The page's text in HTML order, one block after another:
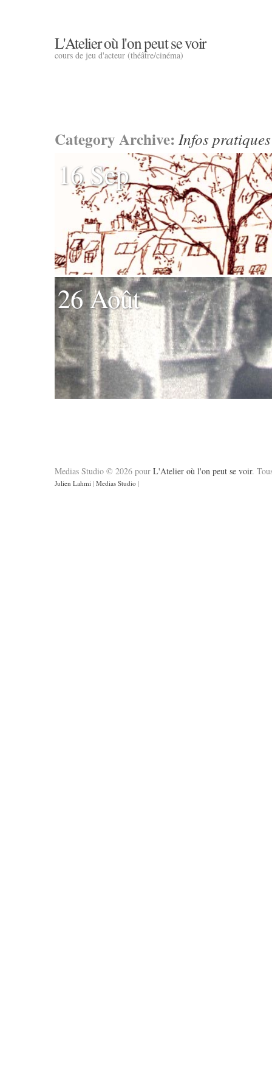
L'Atelier où l'on peut se voir
cours de jeu d'acteur (théâtre/cinéma)
Category Archive: Infos pratiques
16 Sep
26 Août
Medias Studio © 2026 pour L'Atelier où l'on peut se voir.
Julien Lahmi | Medias Studio |